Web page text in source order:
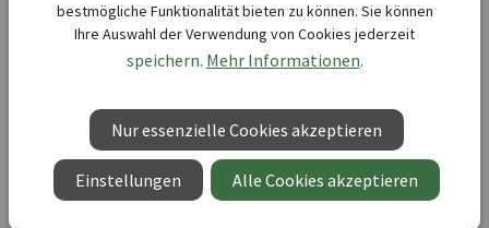
Sorten und Verpackungseinheiten
Kulturform: Veredelte Gemüse-Jungpflanzen (Gurken)
Unverbindliche Verkaufspreisempfehlung (UVP) 2026:
5,99 € je 12-cm-Topf
bestmögliche Funktionalität bieten zu können. Sie können
Ihre Auswahl der Verwendung von Cookies jederzeit
speichern. Mehr Informationen.
Nur essenzielle Cookies akzeptieren
Einstellungen Alle Cookies akzeptieren